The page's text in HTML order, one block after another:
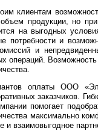
клиентам
продукции, но
на выгодных
потребности и
и
операций.
оплаты ООО
заказчиков.
помогает
максимально
взаимовыгодное